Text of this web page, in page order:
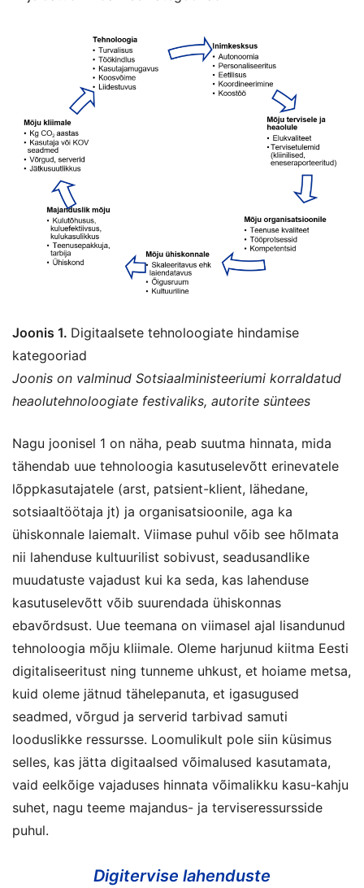
Joonis 1. Digitaalsete tehnoloogiate hindamise
kategooriad
Joonis on valminud Sotsiaalministeeriumi korraldatud
heaolutehnoloogiate festivaliks, autorite süntees
Nagu joonisel 1 on näha, peab suutma hinnata, mida
tähendab uue tehnoloogia kasutuselevõtt erinevatele
lõppkasutajatele (arst, patsient-klient, lähedane,
sotsiaaltöötaja jt) ja organisatsioonile, aga ka
ühiskonnale laiemalt. Viimase puhul võib see hõlmata
nii lahenduse kultuurilist sobivust, seadusandlike
muudatuste vajadust kui ka seda, kas lahenduse
kasutuselevõtt võib suurendada ühiskonnas
ebavõrdsust. Uue teemana on viimasel ajal lisandunud
tehnoloogia mõju kliimale. Oleme harjunud kiitma Eesti
digitaliseeritust ning tunneme uhkust, et hoiame metsa,
kuid oleme jätnud tähelepanuta, et igasugused
seadmed, võrgud ja serverid tarbivad samuti
looduslikke ressursse. Loomulikult pole siin küsimus
selles, kas jätta digitaalsed võimalused kasutamata,
vaid eelkõige vajaduses hinnata võimalikku kasu-kahju
suhet, nagu teeme majandus- ja terviseressursside
puhul.
Digitervise lahenduste